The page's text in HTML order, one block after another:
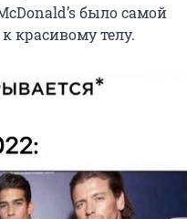
было самой
красивому телу.